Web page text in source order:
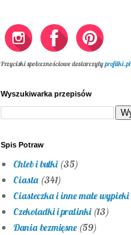
Przyciski społecznościowe dostarczyłyprofilki.pl
Wyszukiwarka przepisów
Spis Potraw
Chleb i bułki (35)
Ciasta (341)
Ciasteczka i inne małe wypieki
Czekoladki i pralinki (13)
Dania bezmięsne (59)